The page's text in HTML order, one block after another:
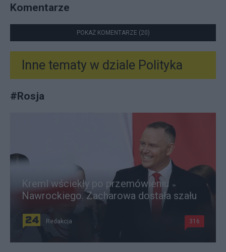
Komentarze
POKAŻ KOMENTARZE (20)
Inne tematy w dziale Polityka
#Rosja
Kreml wściekły po przemówieniu
Nawrockiego. Zacharowa dostała szału
Redakcja 316